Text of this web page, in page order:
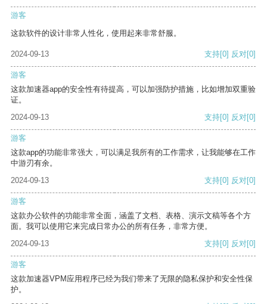
游客
这款软件的设计非常人性化，使用起来非常舒服。
2024-09-13 支持[0] 反对[0]
游客
这款加速器app的安全性有待提高，可以加强防护措施，比如增加双重验
证。
2024-09-13
支持[0] 反对[0]
游客
这款app的功能非常强大，可以满足我所有的工作需求，让我能够在工作
中游刃有余。
2024-09-13
支持[0] 反对[0]
游客
这款办公软件的功能非常全面，涵盖了文档、表格、演示文稿等各个方
面。我可以使用它来完成日常办公的所有任务，非常方便。
2024-09-13
支持[0] 反对[0]
游客
这款加速器VPM应用程序已经为我们带来了无限的隐私保护和安全性保
护。